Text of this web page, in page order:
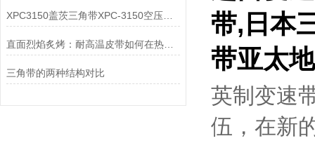
XPC3150盖茨三角带XPC-3150空压机皮带
直面烈焰炙烤：耐高温皮带如何在热场中守住工业传输的生命线？
三角带的两种结构对比
带,日本
带亚太
英制变速
伍，在新